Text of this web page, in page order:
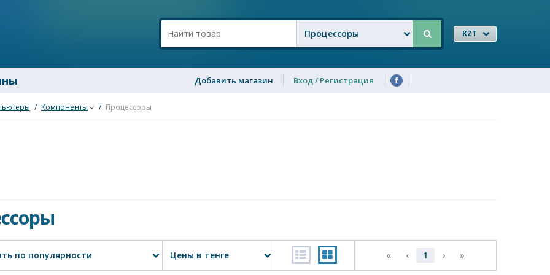
Процессоры KZT
Добавить магазин Вход / Регистрация
/ Компоненты / Процессоры
по популярности Цены в тенге « ‹ 1 › »